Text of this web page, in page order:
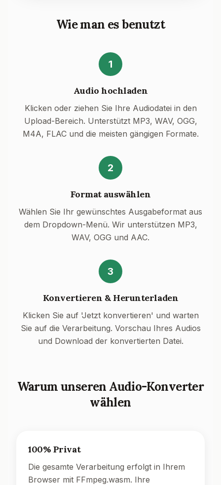
Wie man es benutzt
1
Audio hochladen
Klicken oder ziehen Sie Ihre Audiodatei in den
Upload-Bereich. Unterstützt MP3, WAV, OGG,
M4A, FLAC und die meisten gängigen Formate.
2
Format auswählen
Wählen Sie Ihr gewünschtes Ausgabeformat aus
dem Dropdown-Menü. Wir unterstützen MP3,
WAV, OGG und AAC.
3
Konvertieren & Herunterladen
Klicken Sie auf 'Jetzt konvertieren' und warten
Sie auf die Verarbeitung. Vorschau Ihres Audios
und Download der konvertierten Datei.
Warum unseren Audio-Konverter
wählen
100% Privat
Die gesamte Verarbeitung erfolgt in Ihrem
Browser mit FFmpeg.wasm. Ihre